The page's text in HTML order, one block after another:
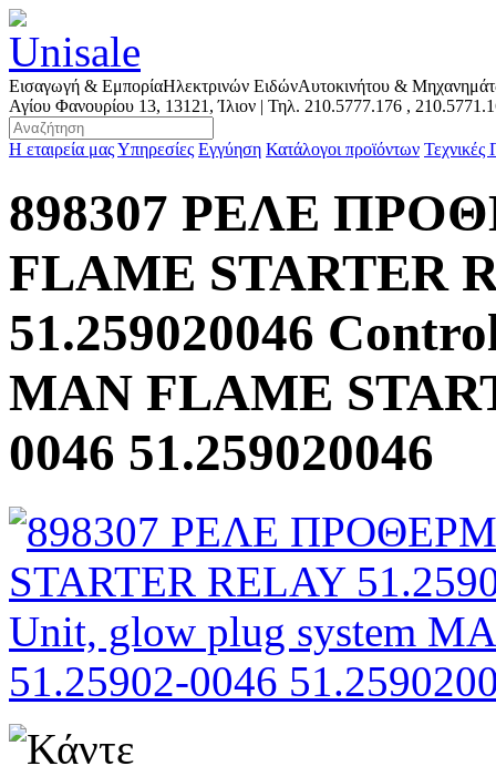
Εισαγωγή & ΕμπορίαΗλεκτρινών ΕιδώνΑυτοκινήτου &
Αγίου Φανουρίου 13, 13121, Ίλιον | Τηλ. 210.5777.176 ,
Η εταιρεία μαςΥπηρεσίες Εγγύηση Κατάλογοι προϊόντων Τεχνικές
898307 ΡΕΛΕ
FLAME STARTER
51.259020046
MAN FLAME
0046 51.259020046